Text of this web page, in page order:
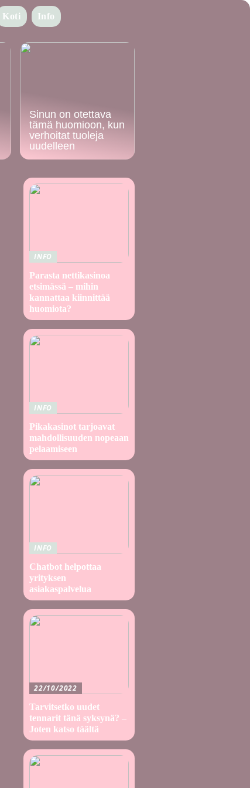
Koti Info
Sinun on otettava
tämä huomioon, kun
verhoitat tuoleja
uudelleen
INFO
Parasta nettikasinoa
etsimässä – mihin
kannattaa kiinnittää
huomiota?
INFO
Pikakasinot tarjoavat
mahdollisuuden nopeaan
pelaamiseen
INFO
Chatbot helpottaa
yrityksen
asiakaspalvelua
22/10/2022
Tarvitsetko uudet
tennarit tänä syksynä? –
Joten katso täältä